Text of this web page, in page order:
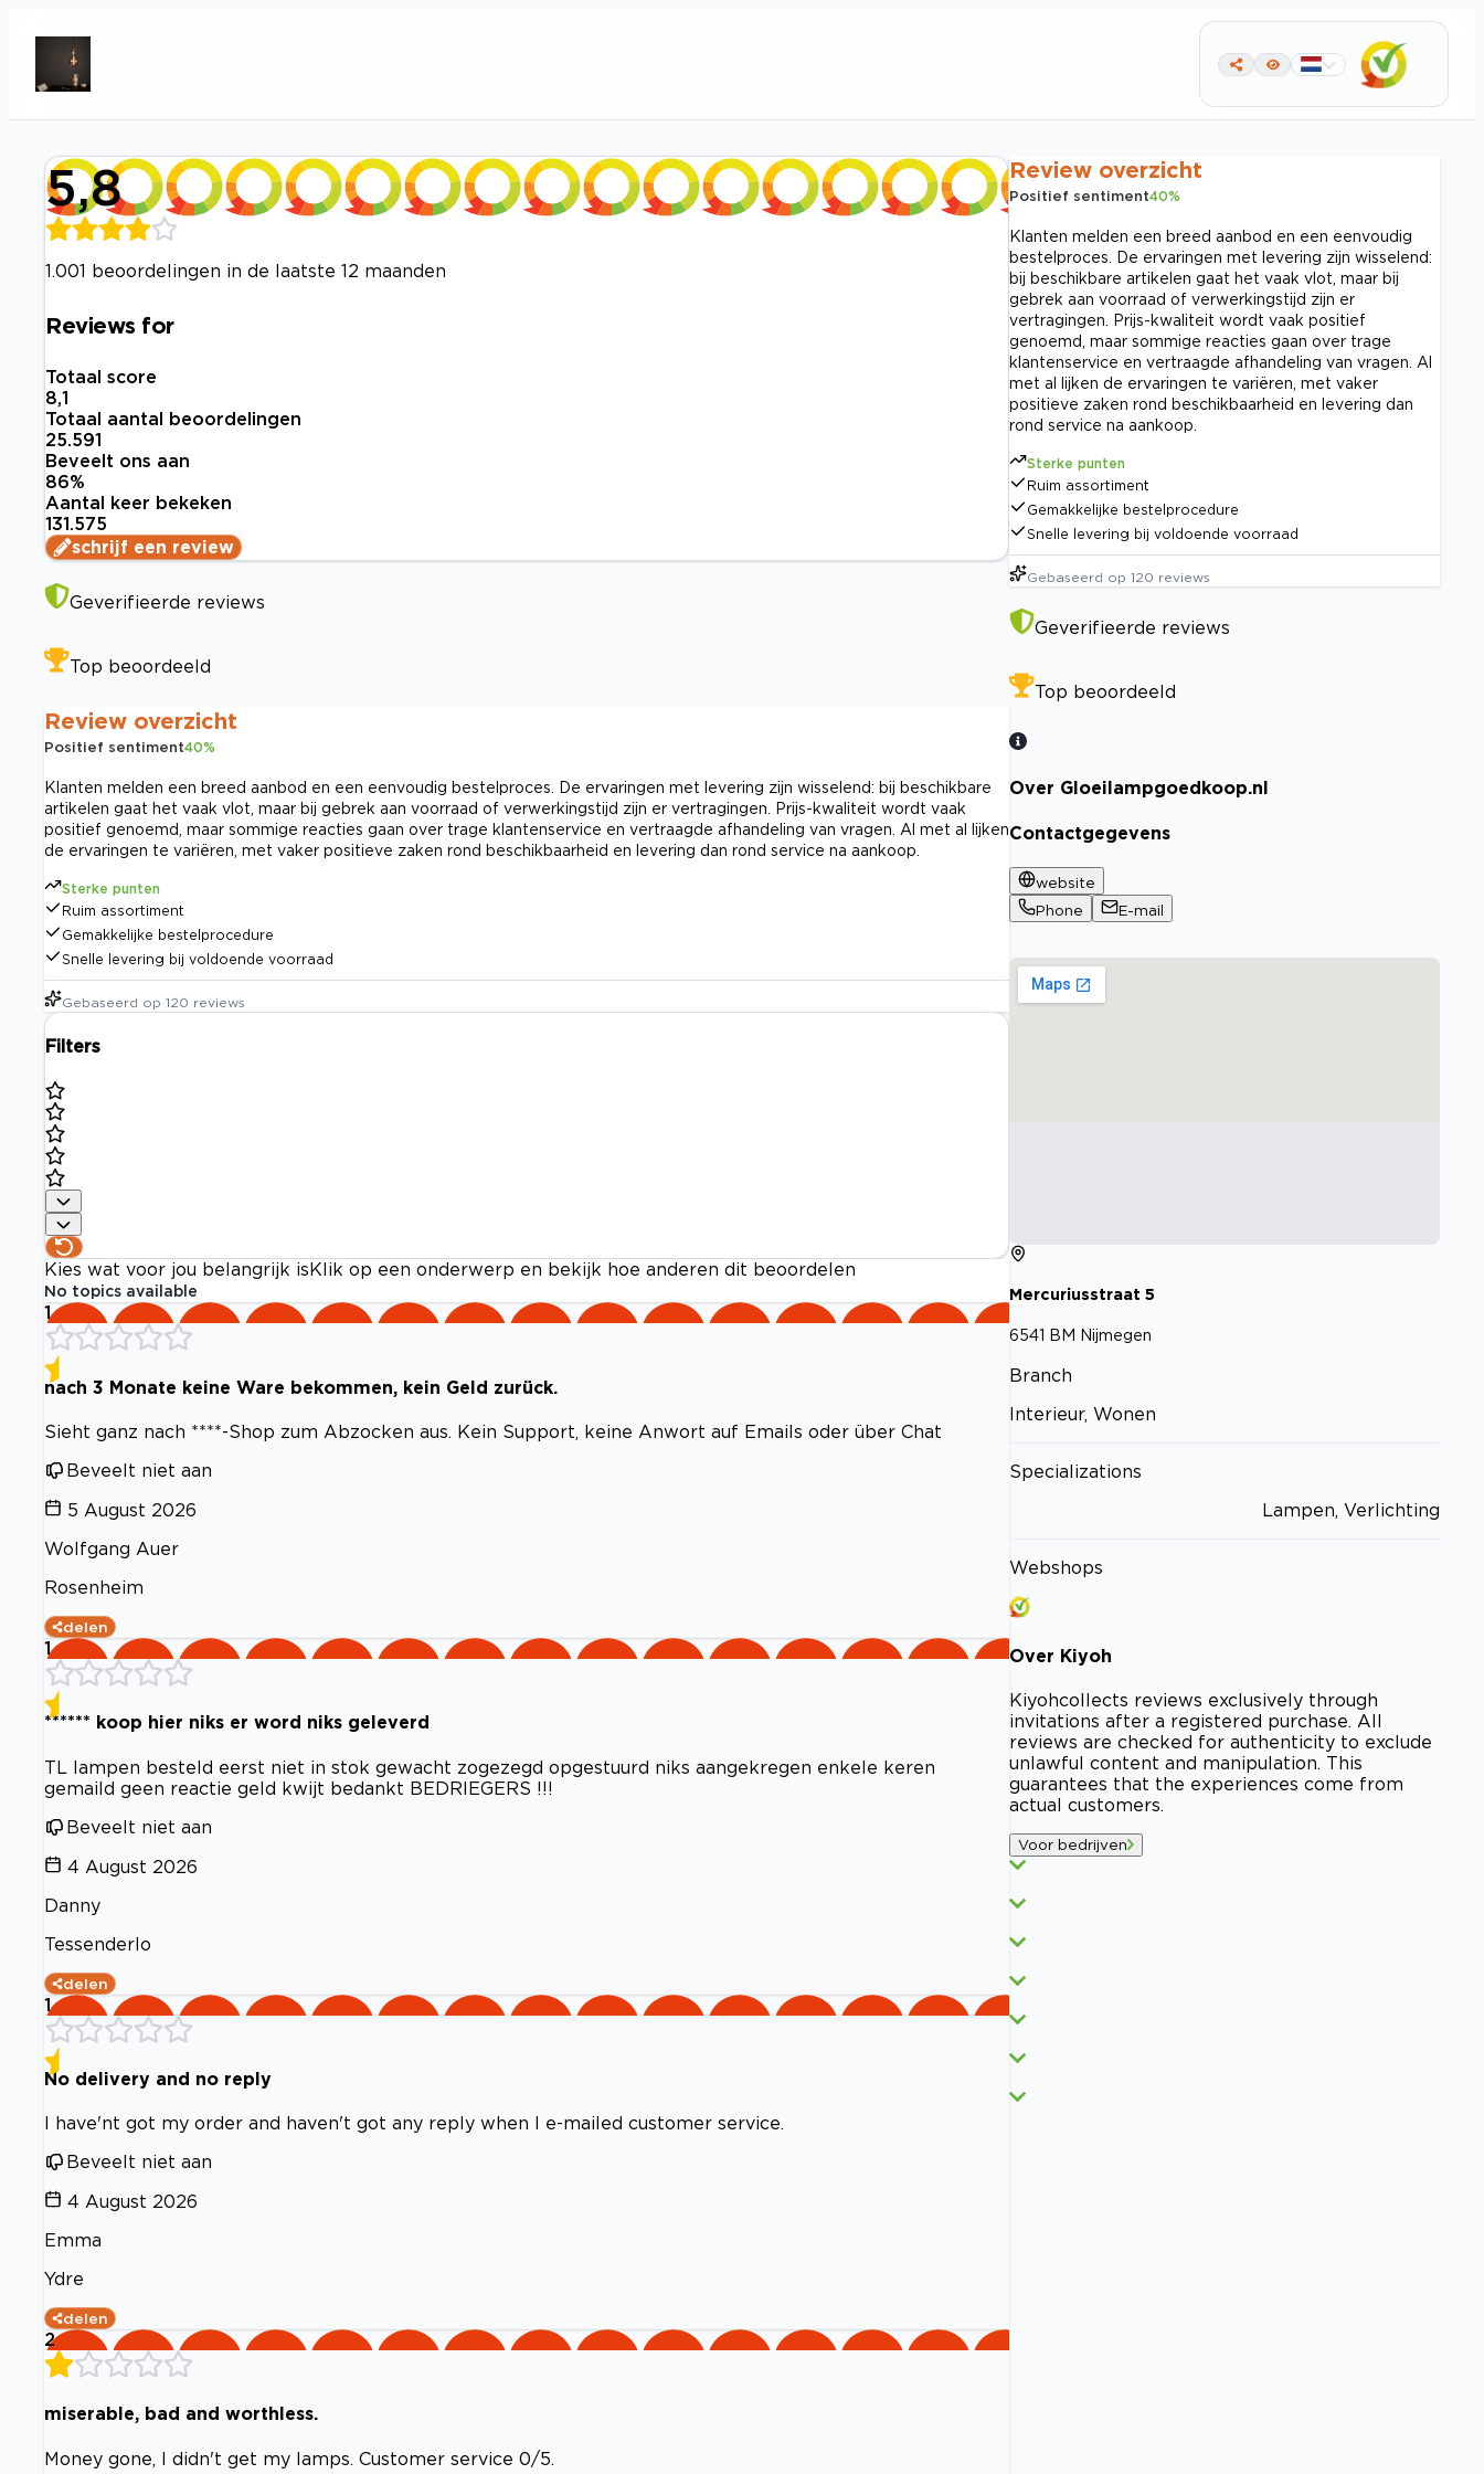
5,8
1.001 beoordelingen in de laatste 12 maanden
Reviews for
Totaal score
8,1
Totaal aantal beoordelingen
25.591
Beveelt ons aan
86%
Aantal keer bekeken
131.575
schrijf een review
Geverifieerde reviews
Top beoordeeld
Review overzicht
Positief sentiment40%
Klanten melden een breed aanbod en een eenvoudig bestelproces. De ervaringen met levering zijn wisselend: bij beschikbare
artikelen gaat het vaak vlot, maar bij gebrek aan voorraad of verwerkingstijd zijn er vertragingen. Prijs-kwaliteit wordt vaak
positief genoemd, maar sommige reacties gaan over trage klantenservice en vertraagde afhandeling van vragen. Al met al lijken
de ervaringen te variëren, met vaker positieve zaken rond beschikbaarheid en levering dan rond service na aankoop.
Sterke punten
Ruim assortiment
Gemakkelijke bestelprocedure
Snelle levering bij voldoende voorraad
Gebaseerd op 120 reviews
Filters
Kies wat voor jou belangrijk is Klik op een onderwerp en bekijk hoe anderen dit beoordelen
No topics available
1
nach 3 Monate keine Ware bekommen, kein Geld zurück.
Sieht ganz nach ****-Shop zum Abzocken aus. Kein Support, keine Anwort auf Emails oder über Chat
Beveelt niet aan
5 August 2026
Wolfgang Auer
Rosenheim
delen
1
****** koop hier niks er word niks geleverd
TL lampen besteld eerst niet in stok gewacht zogezegd opgestuurd niks aangekregen enkele keren
gemaild geen reactie geld kwijt bedankt BEDRIEGERS !!!
Beveelt niet aan
4 August 2026
Danny
Tessenderlo
delen
1
No delivery and no reply
I have'nt got my order and haven't got any reply when I e-mailed customer service.
Beveelt niet aan
4 August 2026
Emma
Ydre
delen
2
miserable, bad and worthless.
Money gone, I didn't get my lamps. Customer service 0/5.
Review overzicht
Positief sentiment40%
Klanten melden een breed aanbod en een eenvoudig
bestelproces. De ervaringen met levering zijn wisselend:
bij beschikbare artikelen gaat het vaak vlot, maar bij
gebrek aan voorraad of verwerkingstijd zijn er
vertragingen. Prijs-kwaliteit wordt vaak positief
genoemd, maar sommige reacties gaan over trage
klantenservice en vertraagde afhandeling van vragen. Al
met al lijken de ervaringen te variëren, met vaker
positieve zaken rond beschikbaarheid en levering dan
rond service na aankoop.
Sterke punten
Ruim assortiment
Gemakkelijke bestelprocedure
Snelle levering bij voldoende voorraad
Gebaseerd op 120 reviews
Geverifieerde reviews
Top beoordeeld
Over Gloeilampgoedkoop.nl
Contactgegevens
website
Phone
E-mail
Mercuriusstraat 5
6541 BM Nijmegen
Branch
Interieur, Wonen
Specializations
Lampen, Verlichting
Webshops
Over Kiyoh
Kiyohcollects reviews exclusively through
invitations after a registered purchase. All
reviews are checked for authenticity to exclude
unlawful content and manipulation. This
guarantees that the experiences come from
actual customers.
Voor bedrijven